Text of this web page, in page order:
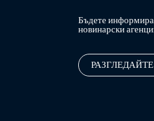
Бъдете
новинарски